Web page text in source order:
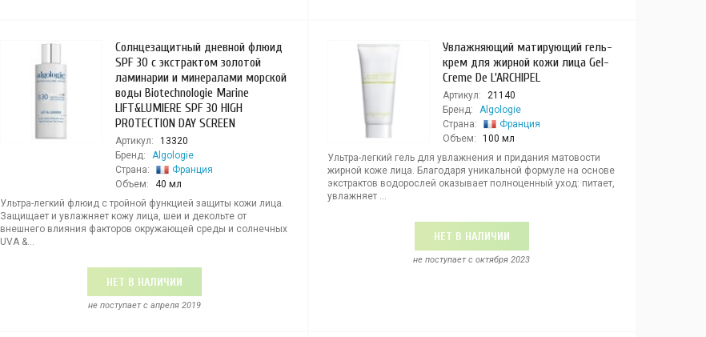
Солнцезащитный дневной флюид
SPF 30 с экстрактом золотой
ламинарии и минералами морской
воды Biotechnologie Marine
LIFT&LUMIERE SPF 30 HIGH
PROTECTION DAY SCREEN
Артикул:
13320
Бренд:
Algologie
Страна:
Франция
Объем:
40 мл
Ультра-легкий флюид с тройной функцией защиты кожи лица.
Защищает и увлажняет кожу лица, шеи и декольте от
внешнего влияния факторов окружающей среды и солнечных
UVA &...
НЕТ В НАЛИЧИИ
не поступает c апреля 2019
Увлажняющий матирующий гель-
крем для жирной кожи лица Gel-
Creme De L'ARCHIPEL
Артикул:
21140
Бренд:
Algologie
Страна:
Франция
Объем:
100 мл
Ультра-легкий гель для увлажнения и придания матовости
жирной коже лица. Благодаря уникальной формуле на основе
экстрактов водорослей оказывает полноценный уход: питает,
увлажняет ...
НЕТ В НАЛИЧИИ
не поступает c октября 2023